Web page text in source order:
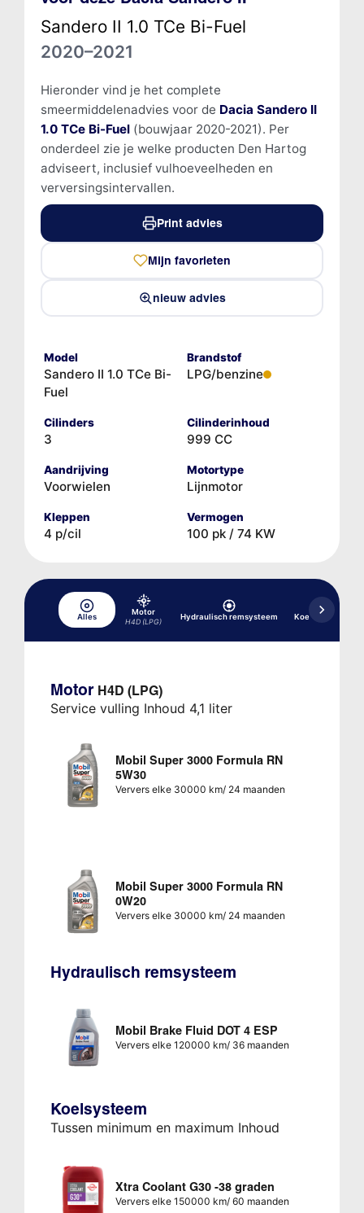
Sandero II 1.0 TCe Bi-Fuel
2020–2021
Hieronder vind je het complete
smeermiddelenadvies voor de Dacia Sandero II
1.0 TCe Bi-Fuel(bouwjaar 2020-2021). Per
onderdeel zie je welke producten Den Hartog
adviseert, inclusief vulhoeveelheden en
verversingsintervallen.
Print advies
Mijn favorieten
nieuw advies
Model
Sandero II 1.0 TCe Bi-
Fuel
Brandstof
LPG/benzine
Cilinders
3
Cilinderinhoud
999 CC
Aandrijving
Voorwielen
Motortype
Lijnmotor
Kleppen
4 p/cil
Vermogen
100 pk / 74 KW
Alles
Motor
H4D (LPG)
Hydraulisch remsysteem Koelsysteem
Motor H4D (LPG)
Service vulling Inhoud 4,1 liter
Mobil Super 3000 Formula RN
5W30
Ververs elke 30000 km/ 24 maanden
Mobil Super 3000 Formula RN
0W20
Ververs elke 30000 km/ 24 maanden
Hydraulisch remsysteem
Mobil Brake Fluid DOT 4 ESP
Ververs elke 120000 km/ 36 maanden
Koelsysteem
Tussen minimum en maximum Inhoud
Xtra Coolant G30 -38 graden
Ververs elke 150000 km/ 60 maanden